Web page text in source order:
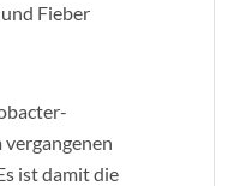
Fieber
ist damit die